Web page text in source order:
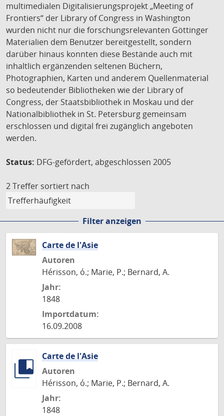
multimedialen Digitalisierungsprojekt „Meeting of
Frontiers“ der Library of Congress in Washington
wurden nicht nur die forschungsrelevanten Göttinger
Materialien dem Benutzer bereitgestellt, sondern
darüber hinaus konnten diese Bestände auch mit
inhaltlich ergänzenden seltenen Büchern,
Photographien, Karten und anderem Quellenmaterial
so bedeutender Bibliotheken wie der Library of
Congress, der Staatsbibliothek in Moskau und der
Nationalbibliothek in St. Petersburg gemeinsam
erschlossen und digital frei zugänglich angeboten
werden.
Status: DFG-gefördert, abgeschlossen 2005
2 Treffer sortiert nach
Filter anzeigen
Carte de l'Asie
Autoren
Hérisson, ó.; Marie, P.; Bernard, A.
Jahr:
1848
Importdatum:
16.09.2008
Carte de l'Asie
Autoren
Hérisson, ó.; Marie, P.; Bernard, A.
Jahr:
1848